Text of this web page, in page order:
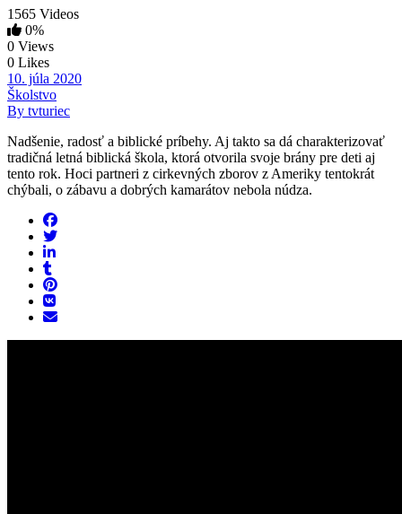
1565 Videos
0%
0 Views
0 Likes
10. júla 2020
Školstvo
By tvturiec
Nadšenie, radosť a biblické príbehy. Aj takto sa dá charakterizovať
tradičná letná biblická škola, ktorá otvorila svoje brány pre deti aj
tento rok. Hoci partneri z cirkevných zborov z Ameriky tentokrát
chýbali, o zábavu a dobrých kamarátov nebola núdza.